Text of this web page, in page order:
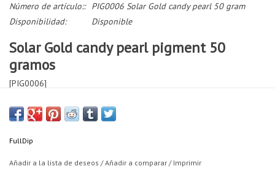
Número de artículo::
PIG0006 Solar Gold candy pearl 50 gram
Disponibilidad:
Disponible
Solar Gold candy pearl pigment 50
gramos
[PIG0006]
FullDip
Añadir a la lista de deseos /Añadir a comparar / Imprimir